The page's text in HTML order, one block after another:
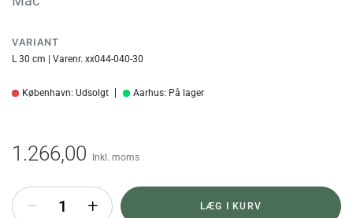
VARIANT
L 30 cm | Varenr. xx044-040-30
København: Udsolgt Aarhus: På lager
1.266,00 Inkl. moms
+ LÆG I KURV